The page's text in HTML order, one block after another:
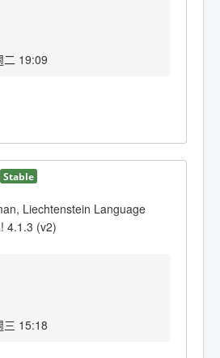
19:09
Stable
Liechtenstein Language
4.1.3 (v2)
15:18